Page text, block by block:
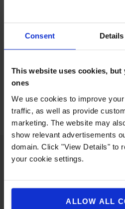
Consent Details
This website uses cookies, but
ones
We use cookies to improve
traffic, as well as provide
marketing. The website may
show relevant advertisements
domain. Click "View Details" to
your cookie settings.
ALLOW ALL
binnen de zone waar de
implementatie van de AGV’s
aangescherpt, opslagzones
traceerbaarheid en